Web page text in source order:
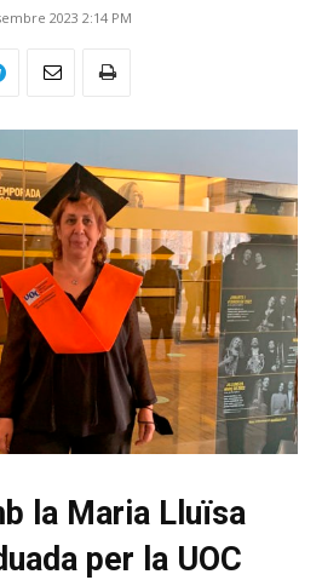
2023 2:14 PM
la Maria Lluïsa
per la UOC